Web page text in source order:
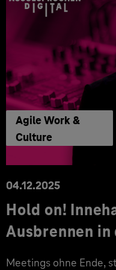
Agile Work &
Culture
04.12.2025
Hold on!
Ausbrennen
Meetings ohne Ende,